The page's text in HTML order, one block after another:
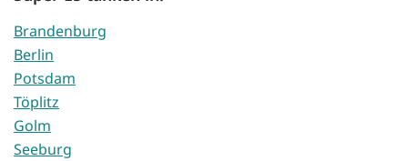
Brandenburg
Berlin
Potsdam
Töplitz
Golm
Seeburg